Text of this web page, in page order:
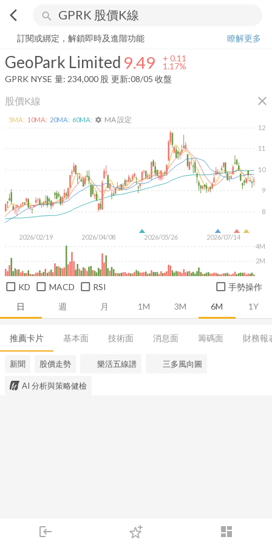
arrow_back_ios search
login dashboard
下單
GeoPark Limited 9.49+1.17%
訂閱或綁定，解鎖即時及進階功能
瞭解更多
GeoPark Limited 9.49 + 0.11
1.17%
GPRK NYSE 量: 234,000 股 更新:08/05 收盤
股價K線 close
日 週 月 1M 3M 6M 1Y
2026/02/19 2026/04/08 2026/05/26 2026/07/14
8
9
10
11
12
2M
4M
5MA: 10MA: 20MA: 60MA: settings MA 設定
KD MACD RSI 手勢操作
推薦卡片 基本面 技術面 消息面 籌碼面 財務報
新聞 股價走勢 樂活五線譜 三多風向圖
AI 分析與策略健檢